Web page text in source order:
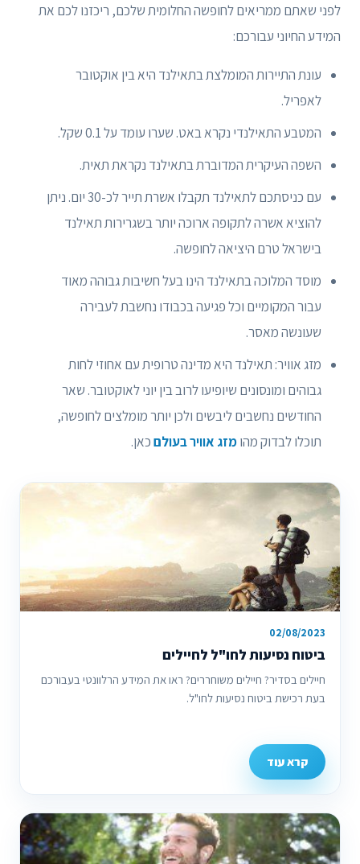
לפני שאתם ממריאים לחופשה החלומית שלכם, ריכזנו לכם את
המידע החיוני עבורכם:
עונת התיירות המומלצת בתאילנד היא בין אוקטובר
לאפריל.
המטבע התאילנדי נקרא באט. שערו עומד על 0.1 שקל.
השפה העיקרית המדוברת בתאילנד נקראת תאית.
עם כניסתכם לתאילנד תקבלו אשרת תייר לכ-30 יום. ניתן
להוציא אשרה לתקופה ארוכה יותר בשגרירות תאילנד
בישראל טרם היציאה לחופשה.
מוסד המלוכה בתאילנד הינו בעל חשיבות גבוהה מאוד
עבור המקומיים וכל פגיעה בכבודו נחשבת לעבירה
שעונשה מאסר.
מזג אוויר: תאילנד היא מדינה טרופית עם אחוזי לחות
גבוהים ומונסונים שיופיעו לרוב בין יוני לאוקטובר. שאר
החודשים נחשבים ליבשים ולכן יותר מומלצים לחופשה,
תוכלו לבדוק מהומזג אוויר בעולםכאן.
02/08/2023
ביטוח נסיעות לחו"ל לחיילים
חיילים בסדיר? חיילים משוחררים? ראו את המידע הרלוונטי בעבורכם
בעת רכישת ביטוח נסיעות לחו"ל.
קרא עוד